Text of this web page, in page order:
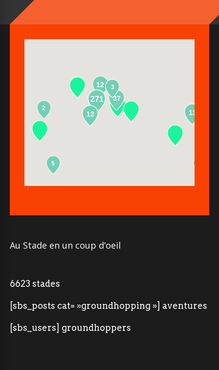
12
271
13
37
2
5
12
3
Au Stade en un coup d’oeil
6623 stades
[sbs_posts cat= »groundhopping »] aventures
[sbs_users] groundhoppers